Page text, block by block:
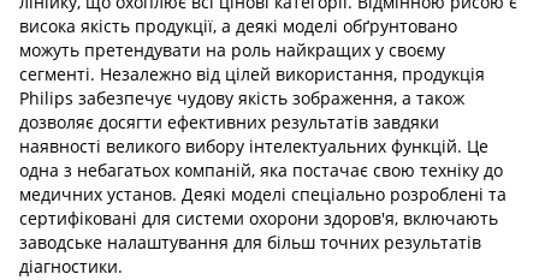
висока якість продукції, а деякі моделі обґрунтовано
можуть претендувати на роль найкращих у своєму
сегменті. Незалежно від цілей використання, продукція
Philips забезпечує чудову якість зображення, а також
дозволяє досягти ефективних результатів завдяки
наявності великого вибору інтелектуальних функцій. Це
одна з небагатьох компаній, яка постачає свою техніку до
медичних установ. Деякі моделі спеціально розроблені та
сертифіковані для системи охорони здоров'я, включають
заводське налаштування для більш точних результатів
діагностики.